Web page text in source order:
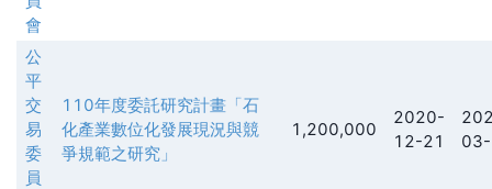
會
公
平
交
易
委
員
110年度委託研究計畫「石
化產業數位化發展現況與競
爭規範之研究」
1,200,000
2020-
12-21